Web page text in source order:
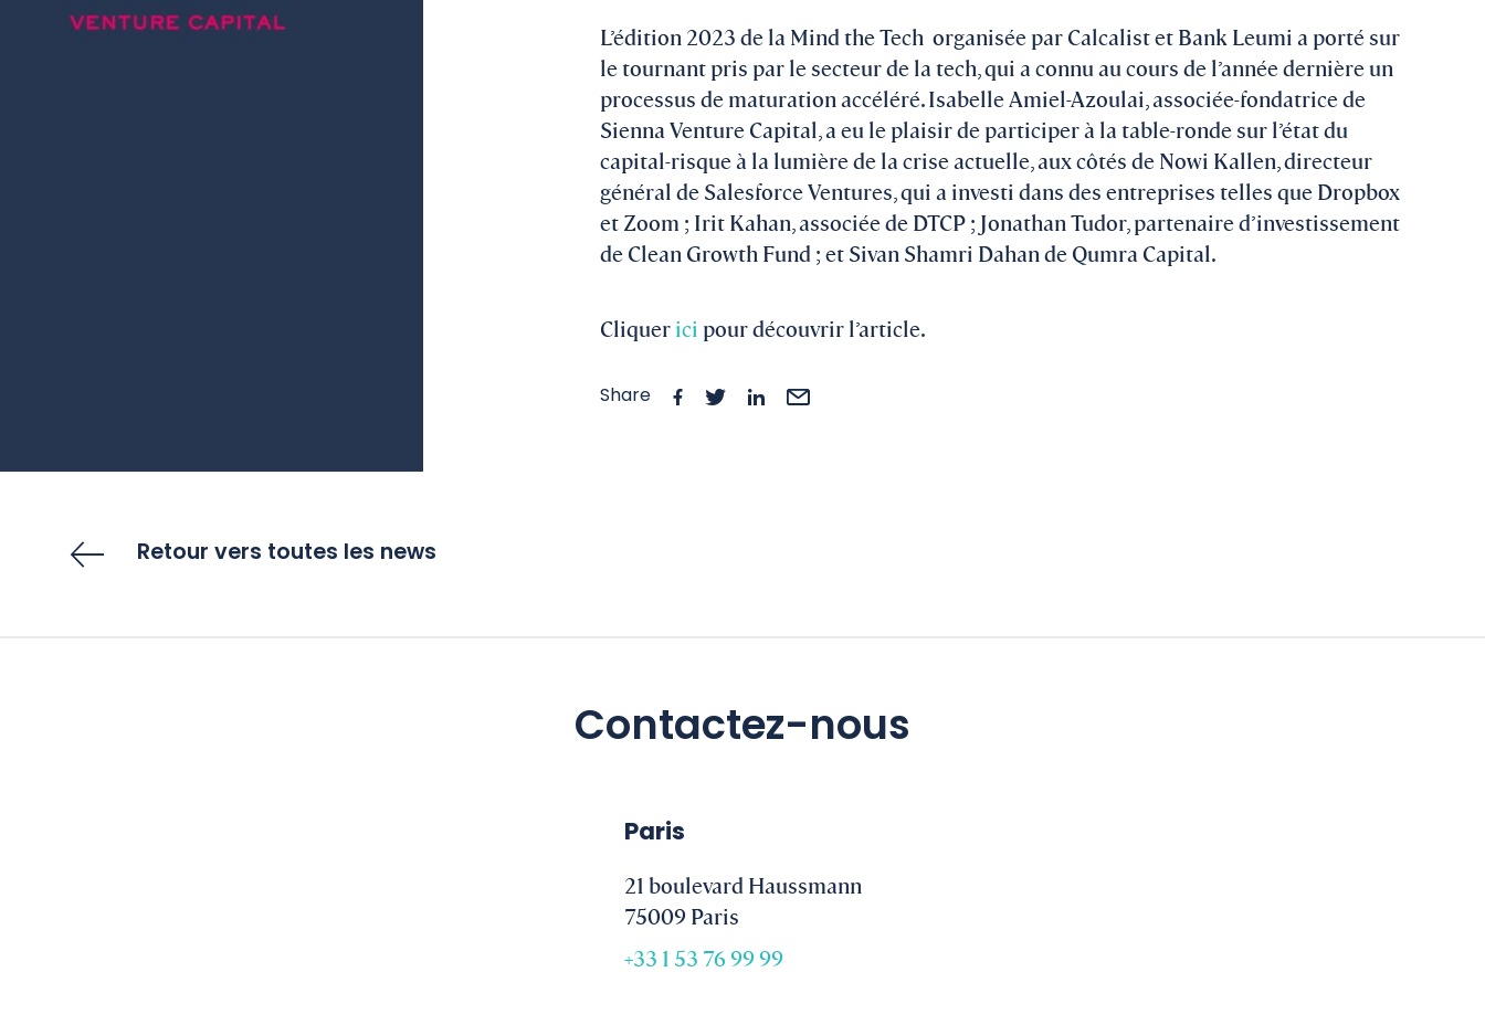
L’édition 2023 de la Mind the Tech organisée par Calcalist et Bank Leumi a porté sur
le tournant pris par le secteur de la tech, qui a connu au cours de l’année dernière un
processus de maturation accéléré. Isabelle Amiel-Azoulai, associée-fondatrice de
Sienna Venture Capital, a eu le plaisir de participer à la table-ronde sur l’état du
capital-risque à la lumière de la crise actuelle, aux côtés de Nowi Kallen, directeur
général de Salesforce Ventures, qui a investi dans des entreprises telles que Dropbox
et Zoom ; Irit Kahan, associée de DTCP ; Jonathan Tudor, partenaire d’investissement
de Clean Growth Fund ; et Sivan Shamri Dahan de Qumra Capital.
Cliquer ici pour découvrir l’article.
Share
Retour vers toutes les news
Contactez-nous
Paris
21 boulevard Haussmann
75009 Paris
+33 1 53 76 99 99